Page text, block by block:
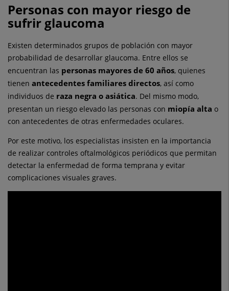
Personas con mayor riesgo de
sufrir glaucoma
Existen determinados grupos de población con mayor
probabilidad de desarrollar glaucoma. Entre ellos se
encuentran las personas mayores de 60 años, quienes
tienen antecedentes familiares directos, así como
individuos de raza negra o asiática. Del mismo modo,
presentan un riesgo elevado las personas con miopía alta o
con antecedentes de otras enfermedades oculares.
Por este motivo, los especialistas insisten en la importancia
de realizar controles oftalmológicos periódicos que permitan
detectar la enfermedad de forma temprana y evitar
complicaciones visuales graves.